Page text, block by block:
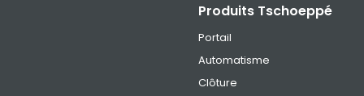
Produits Tschoeppé
Portail
Automatisme
Clôture